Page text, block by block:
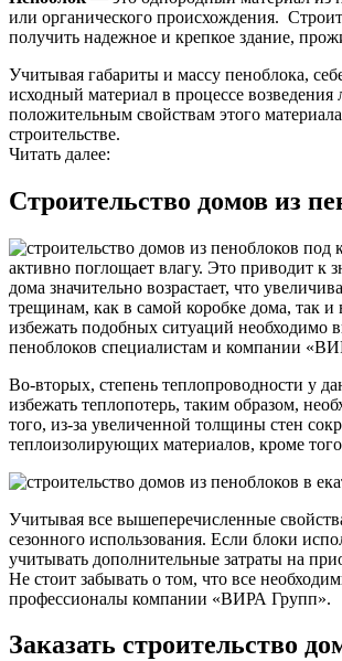
или органического происхождения.
получить надежное и крепкое здание,
Учитывая габариты и массу пеноблока,
исходный материал в процессе
положительным свойствам этого
строительстве.
Читать далее:
Строительство домов из
активно поглощает влагу. Это приводит к
дома значительно возрастает, что
трещинам, как в самой коробке дома, так
избежать подобных ситуаций необходимо
пеноблоков специалистам и компании
Во-вторых, степень теплопроводности у
избежать теплопотерь, таким образом,
того, из-за увеличенной толщины стен
теплоизолирующих материалов, кроме
Учитывая все вышеперечисленные
сезонного использования. Если блоки
учитывать дополнительные затраты на
Не стоит забывать о том, что все
профессионалы компании «ВИРА Групп».
Заказать строительство